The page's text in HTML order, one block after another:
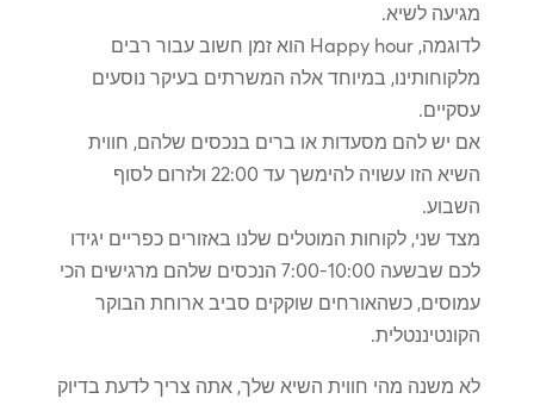
מגיעה לשיא.
לדוגמה, Happy hour הוא זמן חשוב עבור רבים
מלקוחותינו, במיוחד אלה המשרתים בעיקר נוסעים
עסקיים.
אם יש להם מסעדות או ברים בנכסים שלהם, חווית
השיא הזו עשויה להימשך עד 22:00 ולזרום לסוף
השבוע.
מצד שני, לקוחות המוטלים שלנו באזורים כפריים יגידו
לכם שבשעה 7:00-10:00 הנכסים שלהם מרגישים הכי
עמוסים, כשהאורחים שוקקים סביב ארוחת הבוקר
הקונטיננטלית.
לא משנה מהי חווית השיא שלך, אתה צריך לדעת בדיוק